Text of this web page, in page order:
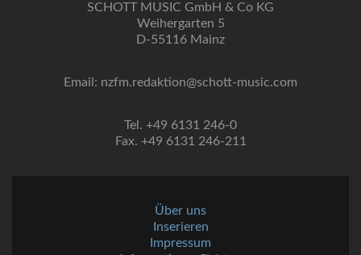
SCHOTT MUSIC GmbH & Co KG
Weihergarten 5
D-55116 Mainz
Email: nzfm.redaktion@schott-music.com
Tel. +49 6131 246-0
Fax. +49 6131 246-211
Über uns
Inserieren
Impressum